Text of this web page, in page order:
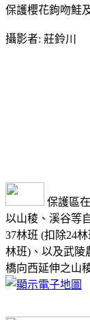
保護櫻花鉤吻鮭
攝影者: 莊鈴川
保護區
以山稜、溪谷等
37林班 (扣除24
林班)、以及武陵
橋向西延伸之山